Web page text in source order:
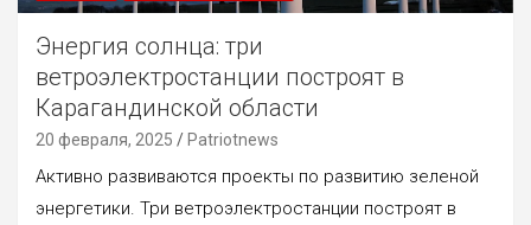
Энергия солнца: три
ветроэлектростанции построят в
Карагандинской области
20 февраля, 2025 Patriotnews
Активно развиваются проекты по развитию зеленой
энергетики. Три ветроэлектростанции построят в